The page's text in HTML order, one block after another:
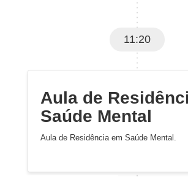
11:20
Aula de
Saúde Mental
Aula de Residência em Saúde Mental.